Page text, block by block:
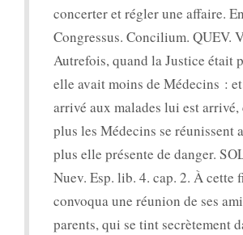
concerter et régler une affaire.
Congressus. Concilium. QUEV.
Autrefois, quand la Justice était
elle avait moins de Médecins :
arrivé aux malades lui est arrivé,
plus les Médecins se réunissent
plus elle présente de danger.
Nuev. Esp. lib. 4. cap. 2. À cette
convoqua une réunion de ses
parents, qui se tint secrètement